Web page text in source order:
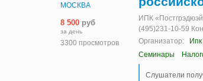
МОСКВА
8 500 руб
за день
3300 просмотров
ИПК
(495)231-10-59
Организатор:
Семинары
Слушатели